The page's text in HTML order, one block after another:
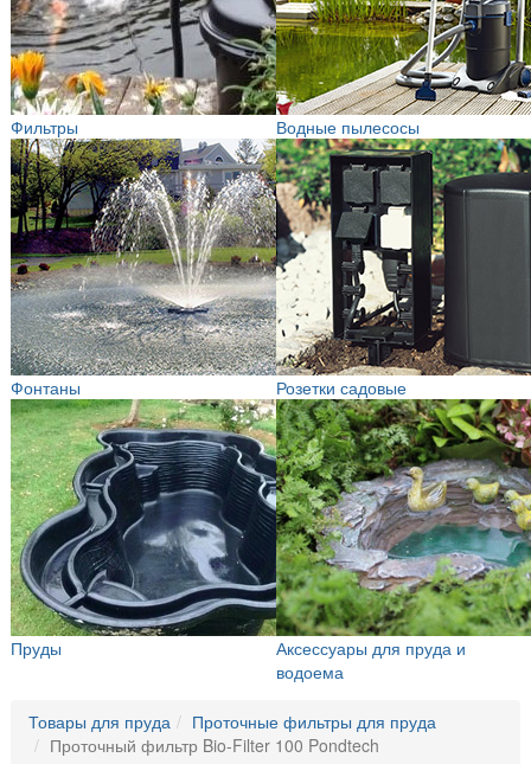
Фильтры Водные пылесосы
Фонтаны Розетки садовые
Пруды
Аксессуары для пруда и
водоема
Товары для пруда
Проточные фильтры для пруда
Проточный фильтр Bio-Filter 100 Pondtech